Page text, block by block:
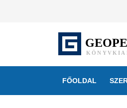
FŐOLDAL